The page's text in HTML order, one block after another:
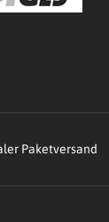
Paketversand